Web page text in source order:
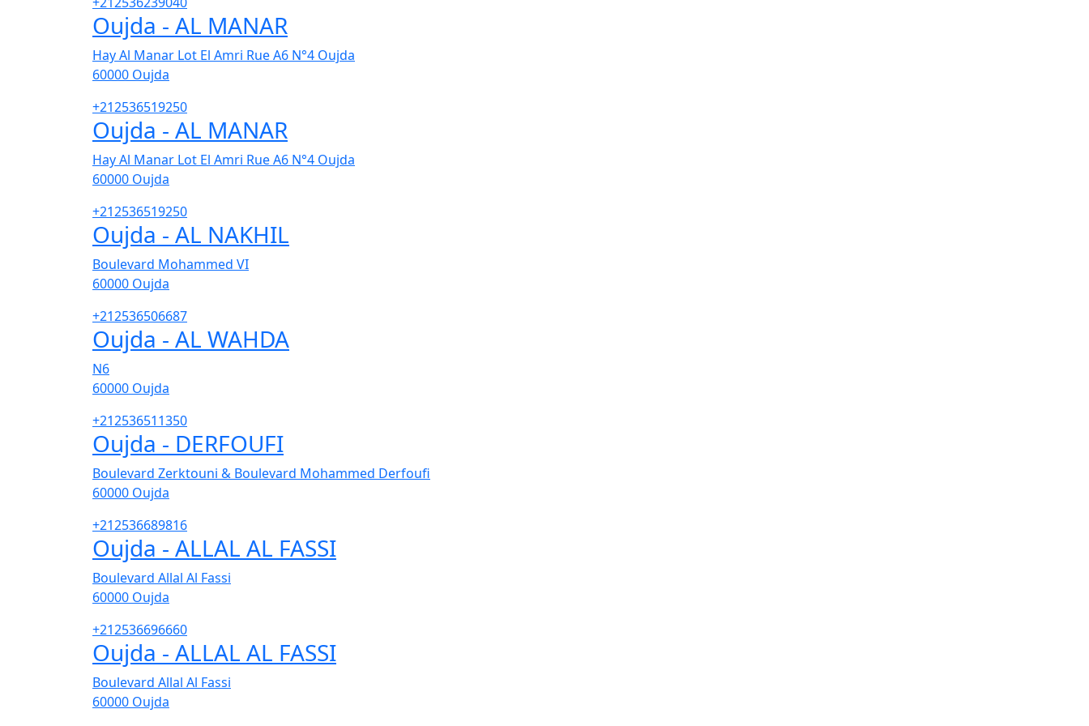
Oujda - AL MANAR
Hay Al Manar Lot El Amri Rue A6 N°4 Oujda
60000 Oujda
+212536519250
Oujda - AL MANAR
Hay Al Manar Lot El Amri Rue A6 N°4 Oujda
60000 Oujda
+212536519250
Oujda - AL NAKHIL
Boulevard Mohammed VI
60000 Oujda
+212536506687
Oujda - AL WAHDA
N6
60000 Oujda
+212536511350
Oujda - DERFOUFI
Boulevard Zerktouni & Boulevard Mohammed Derfoufi
60000 Oujda
+212536689816
Oujda - ALLAL AL FASSI
Boulevard Allal Al Fassi
60000 Oujda
+212536696660
Oujda - ALLAL AL FASSI
Boulevard Allal Al Fassi
60000 Oujda